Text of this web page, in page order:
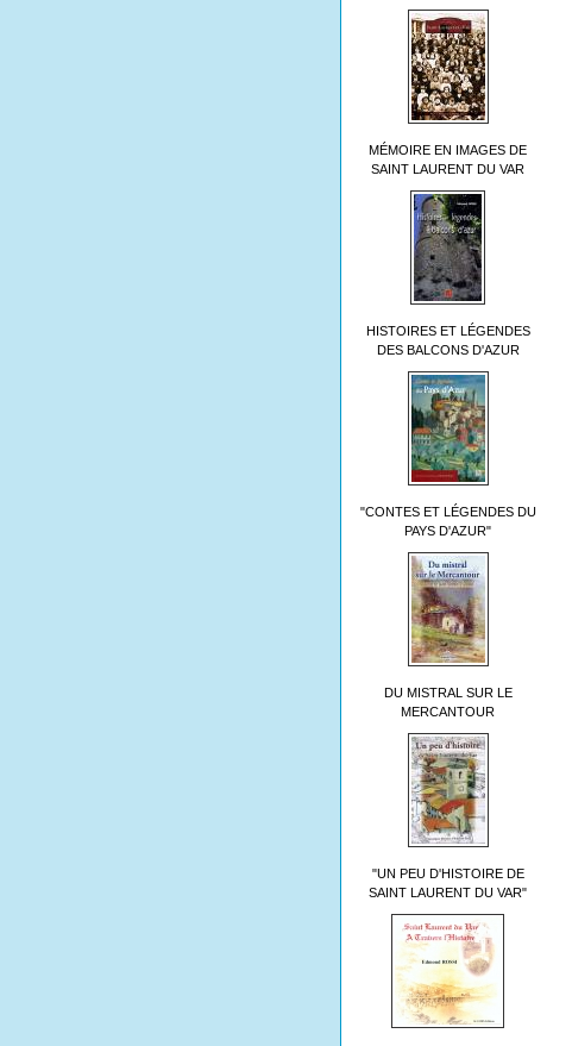
MÉMOIRE EN IMAGES DE
SAINT LAURENT DU VAR
HISTOIRES ET LÉGENDES
DES BALCONS D'AZUR
"CONTES ET LÉGENDES DU
PAYS D'AZUR"
DU MISTRAL SUR LE
MERCANTOUR
"UN PEU D'HISTOIRE DE
SAINT LAURENT DU VAR"